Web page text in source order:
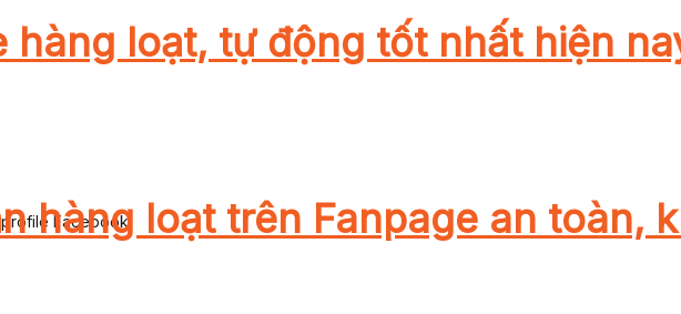
Facebook.
loạt, tự động tốt nhất hiện
hàng loạt trên Fanpage an toàn,